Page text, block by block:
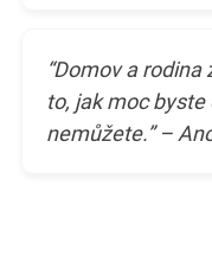
“Domov a
to, jak moc
nemůžete.” –